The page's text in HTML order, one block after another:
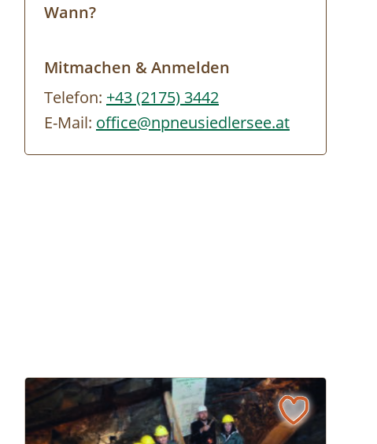
Wann?
Mitmachen & Anmelden
Telefon: +43 (2175) 3442
E-Mail: office@npneusiedlersee.at